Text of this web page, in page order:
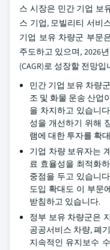
스 시장은 민간 기업 보
스 기업, 모빌리티 서비
기업 보유 차량군 부문
주도하고 있으며, 2026
(CAGR)로 성장할 전망입
민간 기업 보유 차량
조 및 화물 운송 산업
을 차지하고 있습니
성을 개선하기 위해
램에 대한 투자를 확
기업 차량 보유자는
료 효율성을 최적화
중점을 두고 있습니
도입 확대도 이 부문
받침하고 있습니다.
정부 보유 차량군은
공공서비스 차량, 폐
지속적인 유지보수